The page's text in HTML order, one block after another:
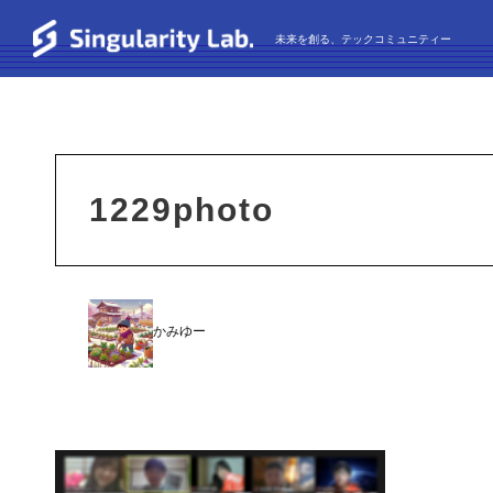
未来を創る、テックコミュニティー
1229photo
かみゆー